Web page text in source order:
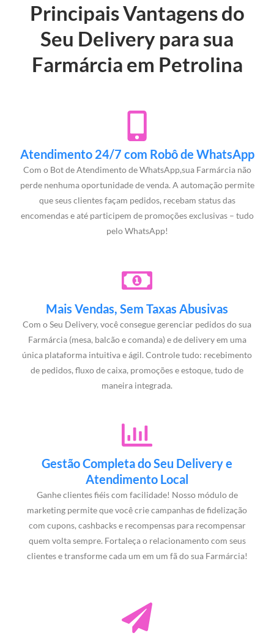
Principais Vantagens do
Seu Delivery para sua
Farmárcia em Petrolina
Atendimento 24/7 com Robô de WhatsApp
Com o Bot de Atendimento de WhatsApp,sua Farmárcia não
perde nenhuma oportunidade de venda. A automação permite
que seus clientes façam pedidos, recebam status das
encomendas e até participem de promoções exclusivas – tudo
pelo WhatsApp!
Mais Vendas, Sem Taxas Abusivas
Com o Seu Delivery, você consegue gerenciar pedidos do sua
Farmárcia (mesa, balcão e comanda) e de delivery em uma
única plataforma intuitiva e ágil. Controle tudo: recebimento
de pedidos, fluxo de caixa, promoções e estoque, tudo de
maneira integrada.
Gestão Completa do Seu Delivery e
Atendimento Local
Ganhe clientes fiéis com facilidade! Nosso módulo de
marketing permite que você crie campanhas de fidelização
com cupons, cashbacks e recompensas para recompensar
quem volta sempre. Fortaleça o relacionamento com seus
clientes e transforme cada um em um fã do sua Farmárcia!